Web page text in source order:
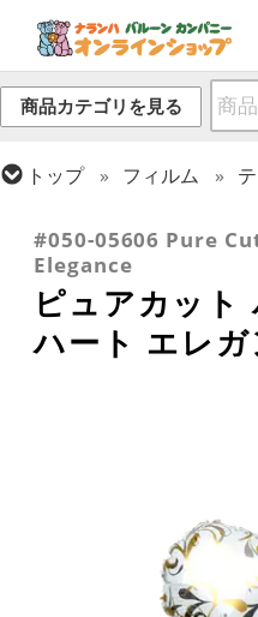
商品カテゴリを見る
トップ フィルム
#050-05606 Pure
Elegance
ピュアカッ
ハート エレガ